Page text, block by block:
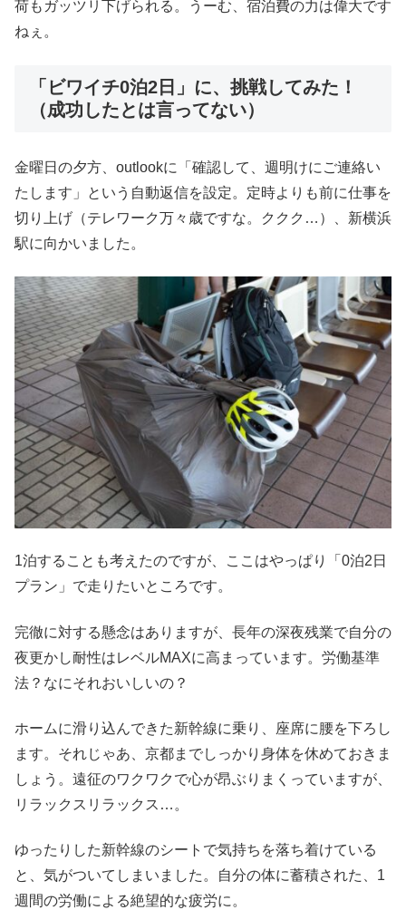
荷もガッツリ下げられる。うーむ、宿泊費の力は偉大です
ねぇ。
「ビワイチ0泊2日」に、挑戦してみた！
（成功したとは言ってない）
金曜日の夕方、outlookに「確認して、週明けにご連絡い
たします」という自動返信を設定。定時よりも前に仕事を
切り上げ（テレワーク万々歳ですな。ククク…）、新横浜
駅に向かいました。
1泊することも考えたのですが、ここはやっぱり「0泊2日
プラン」で走りたいところです。
完徹に対する懸念はありますが、長年の深夜残業で自分の
夜更かし耐性はレベルMAXに高まっています。労働基準
法？なにそれおいしいの？
ホームに滑り込んできた新幹線に乗り、座席に腰を下ろし
ます。それじゃあ、京都までしっかり身体を休めておきま
しょう。遠征のワクワクで心が昂ぶりまくっていますが、
リラックスリラックス…。
ゆったりした新幹線のシートで気持ちを落ち着けている
と、気がついてしまいました。自分の体に蓄積された、1
週間の労働による絶望的な疲労に。